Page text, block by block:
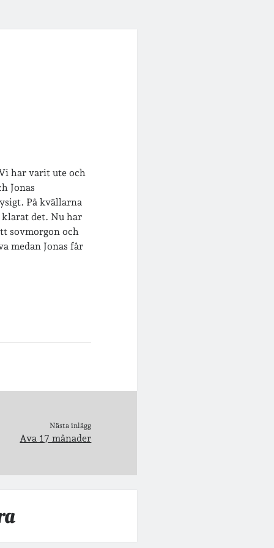
har varit ute och
Jonas
På kvällarna
klarat det. Nu har
sovmorgon och
medan Jonas får
Nästa inlägg
Ava 17 månader